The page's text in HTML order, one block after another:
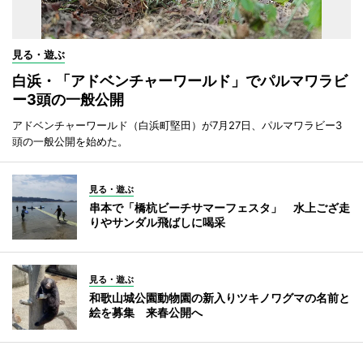
見る・遊ぶ
白浜・「アドベンチャーワールド」でパルマワラビ
ー3頭の一般公開
アドベンチャーワールド（白浜町堅田）が7月27日、パルマワラビー3
頭の一般公開を始めた。
見る・遊ぶ
串本で「橋杭ビーチサマーフェスタ」 水上ござ走
りやサンダル飛ばしに喝采
見る・遊ぶ
和歌山城公園動物園の新入りツキノワグマの名前と
絵を募集 来春公開へ